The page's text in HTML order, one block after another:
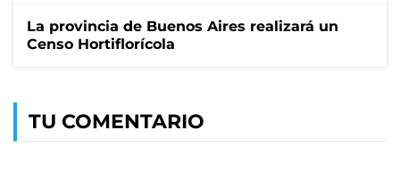
La provincia de Buenos Aires realizará un
Censo Hortiflorícola
TU COMENTARIO